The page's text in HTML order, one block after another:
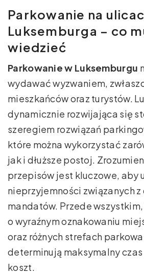
Parkowanie na
Luksemburga – co
wiedzieć
Parkowanie w Luksemburgu
wydawać wyzwaniem,
mieszkańców oraz turystów.
dynamicznie rozwijająca się
szeregiem rozwiązań
które można wykorzystać
jak i dłuższe postoj.
przepisów jest kluczowe, aby
nieprzyjemności związanych
mandatów. Przede
o wyraźnym oznakowaniu
oraz różnych strefach
determinują maksymalny
koszt.